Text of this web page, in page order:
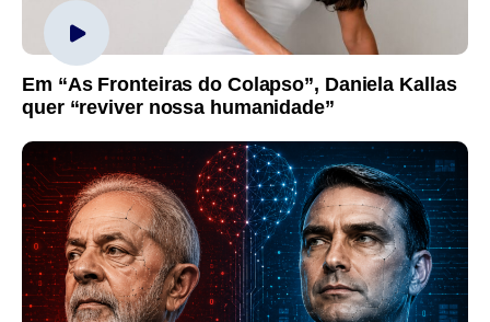
Em “As Fronteiras do Colapso”, Daniela Kallas
quer “reviver nossa humanidade”